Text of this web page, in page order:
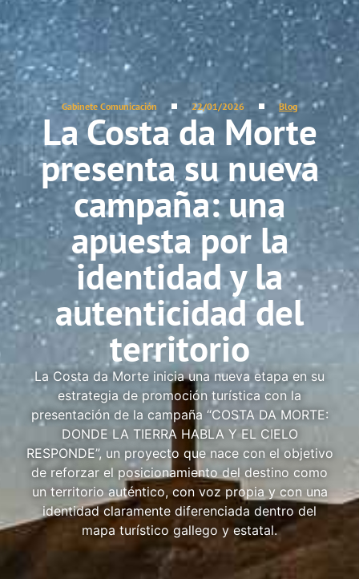
Gabinete Comunicación 22/01/2026 Blog
La Costa da Morte
presenta su nueva
campaña: una
apuesta por la
identidad y la
autenticidad del
territorio
La Costa da Morte inicia una nueva etapa en su
estrategia de promoción turística con la
presentación de la campaña “COSTA DA MORTE:
DONDE LA TIERRA HABLA Y EL CIELO
RESPONDE”, un proyecto que nace con el objetivo
de reforzar el posicionamiento del destino como
un territorio auténtico, con voz propia y con una
identidad claramente diferenciada dentro del
mapa turístico gallego y estatal.